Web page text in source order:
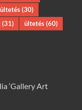
(30)
(31) ültetés(60)
‘Gallery Art